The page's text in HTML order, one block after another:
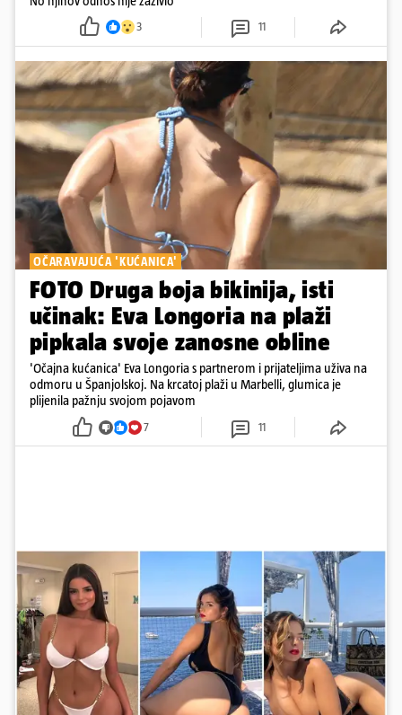
3 11
OČARAVAJUĆA 'KUĆANICA'
FOTO Druga boja bikinija, isti
učinak: Eva Longoria na plaži
pipkala svoje zanosne obline
'Očajna kućanica' Eva Longoria s partnerom i prijateljima uživa na
odmoru u Španjolskoj. Na krcatoj plaži u Marbelli, glumica je
plijenila pažnju svojom pojavom
7 11